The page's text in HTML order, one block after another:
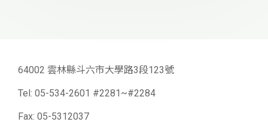
64002 雲林縣斗六市大學路3段123號
Tel: 05-534-2601 #2281~#2284
Fax: 05-5312037